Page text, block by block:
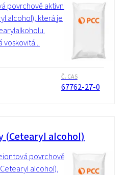
povrchově aktivní
alcohol), která je
voskovitá...
Č. CAS
67762-27-0
(Cetearyl alcohol)
povrchově
alcohol),